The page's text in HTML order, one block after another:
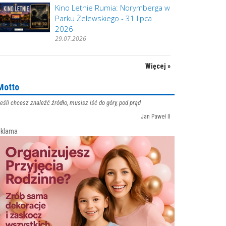
Kino Letnie Rumia: Norymberga w
Parku Żelewskiego - 31 lipca
2026
29.07.2026
Więcej »
chcesz znaleźć źródło, musisz iść do góry, pod prąd
Jan Paweł II